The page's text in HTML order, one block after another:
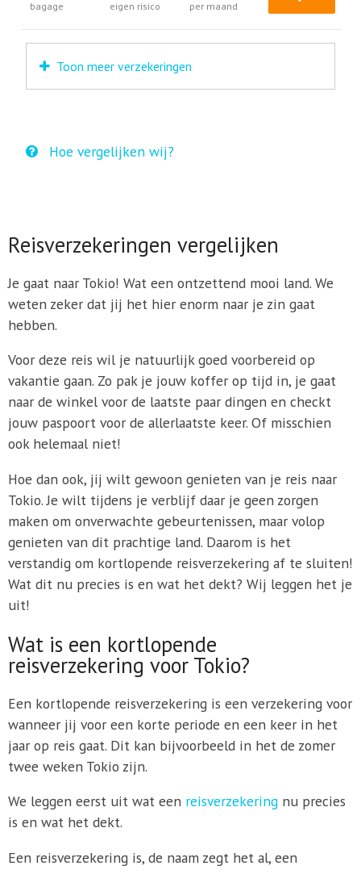
bagage eigen risico per maand
Toon meer verzekeringen
Hoe vergelijken wij?
Reisverzekeringen vergelijken
Je gaat naar Tokio! Wat een ontzettend mooi land. We
weten zeker dat jij het hier enorm naar je zin gaat
hebben.
Voor deze reis wil je natuurlijk goed voorbereid op
vakantie gaan. Zo pak je jouw koffer op tijd in, je gaat
naar de winkel voor de laatste paar dingen en checkt
jouw paspoort voor de allerlaatste keer. Of misschien
ook helemaal niet!
Hoe dan ook, jij wilt gewoon genieten van je reis naar
Tokio. Je wilt tijdens je verblijf daar je geen zorgen
maken om onverwachte gebeurtenissen, maar volop
genieten van dit prachtige land. Daarom is het
verstandig om kortlopende reisverzekering af te sluiten!
Wat dit nu precies is en wat het dekt? Wij leggen het je
uit!
Wat is een kortlopende
reisverzekering voor Tokio?
Een kortlopende reisverzekering is een verzekering voor
wanneer jij voor een korte periode en een keer in het
jaar op reis gaat. Dit kan bijvoorbeeld in het de zomer
twee weken Tokio zijn.
We leggen eerst uit wat een reisverzekeringnu precies
is en wat het dekt.
Een reisverzekering is, de naam zegt het al, een